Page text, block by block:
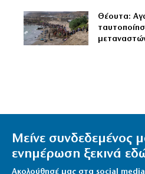
Θέουτα:
Μείνε συνδεδεμένος
ενημέρωση ξεκινά
Ακολούθησέ μας στα social media